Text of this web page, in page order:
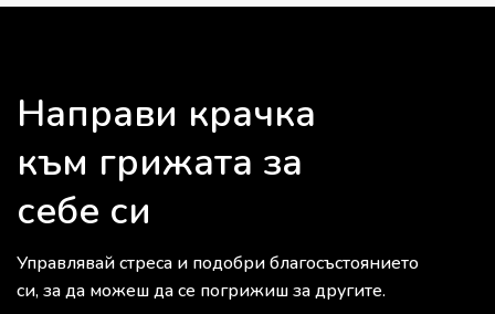
Направи крачка
към грижата за
себе си
Управлявай стреса и подобри благосъстоянието
си, за да можеш да се погрижиш за другите.